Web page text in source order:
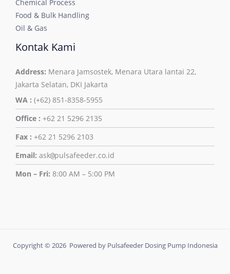
Chemical Process
Food & Bulk Handling
Oil & Gas
Kontak Kami
Address: Menara Jamsostek, Menara Utara lantai 22,
Jakarta Selatan, DKI Jakarta
WA : (+62) 851-8358-5955
Office : +62 21 5296 2135
Fax : +62 21 5296 2103
Email: ask@pulsafeeder.co.id
Mon – Fri: 8:00 AM – 5:00 PM
Copyright © 2026 Powered by Pulsafeeder Dosing Pump Indonesia